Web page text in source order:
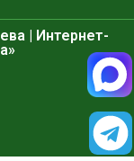
| Интернет-